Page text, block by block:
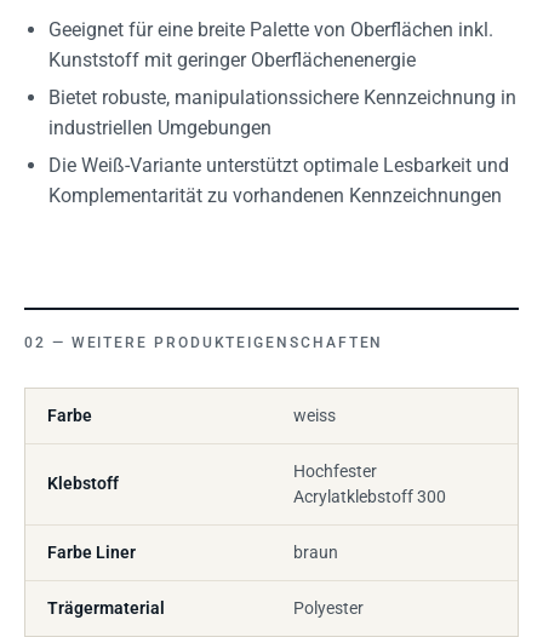
Geeignet für eine breite Palette von Oberflächen inkl.
Kunststoff mit geringer Oberflächenenergie
Bietet robuste, manipulationssichere Kennzeichnung in
industriellen Umgebungen
Die Weiß-Variante unterstützt optimale Lesbarkeit und
Komplementarität zu vorhandenen Kennzeichnungen
WEITERE PRODUKTEIGENSCHAFTEN
Farbe weiss
Klebstoff
Hochfester
Acrylatklebstoff 300
Farbe Liner braun
Trägermaterial Polyester